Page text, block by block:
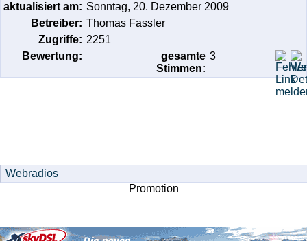
aktualisiert am: Sonntag, 20. Dezember 2009
Betreiber: Thomas Fassler
Zugriffe: 2251
Bewertung:
gesamte
Stimmen:
3
Promotion